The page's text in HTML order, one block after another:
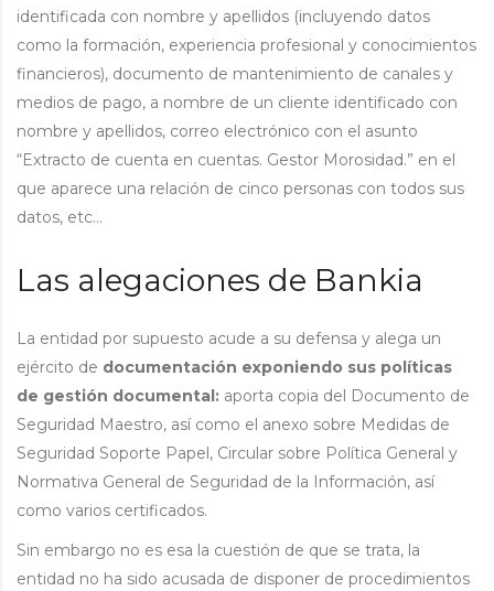
identificada con nombre y apellidos (incluyendo datos
como la formación, experiencia profesional y conocimientos
financieros), documento de mantenimiento de canales y
medios de pago, a nombre de un cliente identificado con
nombre y apellidos, correo electrónico con el asunto
“Extracto de cuenta en cuentas. Gestor Morosidad.” en el
que aparece una relación de cinco personas con todos sus
datos, etc…
Las alegaciones de Bankia
La entidad por supuesto acude a su defensa y alega un
ejército de documentación exponiendo sus políticas
de gestión documental: aporta copia del Documento de
Seguridad Maestro, así como el anexo sobre Medidas de
Seguridad Soporte Papel, Circular sobre Política General y
Normativa General de Seguridad de la Información, así
como varios certificados.
Sin embargo no es esa la cuestión de que se trata, la
entidad no ha sido acusada de disponer de procedimientos